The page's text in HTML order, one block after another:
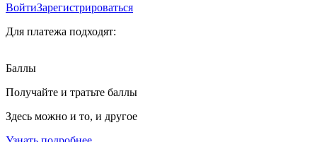
ВойтиЗарегистрироваться
Для платежа подходят:
Баллы
Получайте и тратьте баллы
Здесь можно и то, и другое